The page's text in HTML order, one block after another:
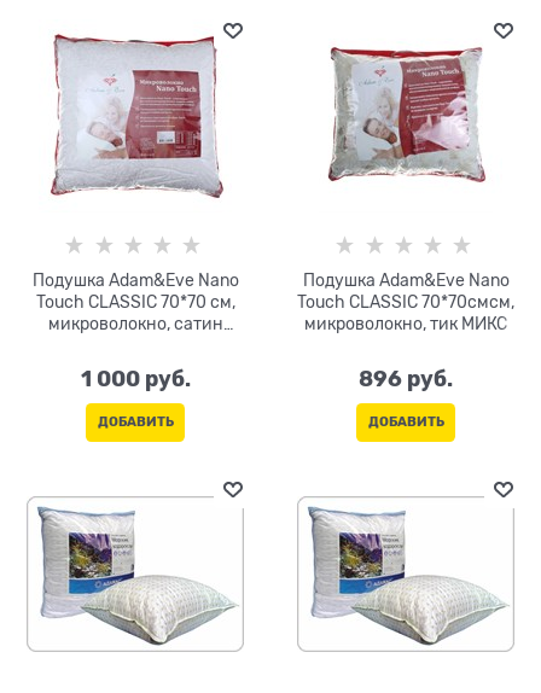
Подушка Adam&Eve Nano
Touch CLASSIC 70*70 см,
микроволокно, сатин
1 000 руб.
ДОБАВИТЬ
Подушка Adam&Eve Nano
Touch CLASSIC 70*70смсм,
микроволокно, тик МИКС
896 руб.
ДОБАВИТЬ